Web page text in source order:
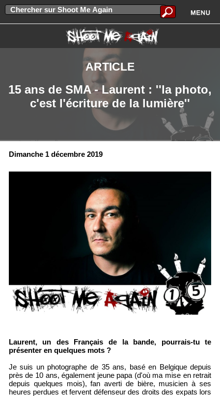
ARTICLE
15 ans de SMA - Laurent : ''la photo,
c'est l'écriture de la lumière''
Dimanche 1 décembre 2019
Laurent, un des Français de la bande, pourrais-tu te
présenter en quelques mots ?
Je suis un photographe de 35 ans, basé en Belgique depuis
près de 10 ans, également jeune papa (d'où ma mise en retrait
depuis quelques mois), fan averti de bière, musicien à ses
heures perdues et fervent défenseur des droits des expats lors